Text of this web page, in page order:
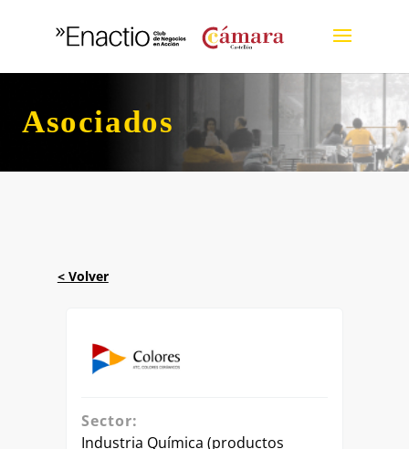
Asociados
Sector:
Industria Química (productos